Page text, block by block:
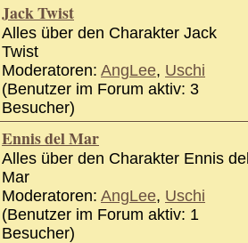
Jack Twist
Alles über den Charakter Jack
Twist
Moderatoren: AngLee, Uschi
(Benutzer im Forum aktiv: 3
Besucher)
Ennis del Mar
Alles über den Charakter Ennis
Mar
Moderatoren: AngLee, Uschi
(Benutzer im Forum aktiv: 1
Besucher)